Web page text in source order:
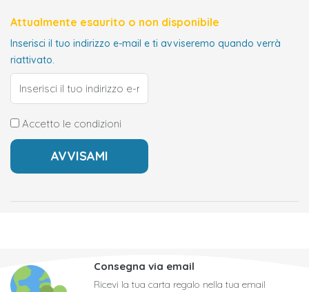
Attualmente esaurito o non disponibile
Inserisci il tuo indirizzo e-mail e ti avviseremo quando verrà
riattivato.
Accetto le condizioni
Consegna via email
Ricevi la tua carta regalo nella tua email